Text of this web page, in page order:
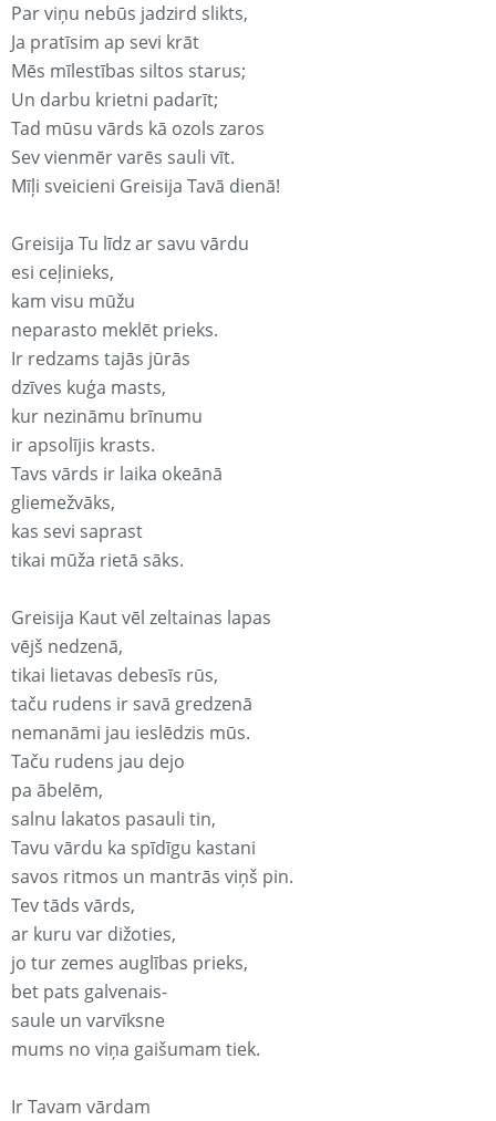
Par viņu nebūs jadzird slikts,
Ja pratīsim ap sevi krāt
Mēs mīlestības siltos starus;
Un darbu krietni padarīt;
Tad mūsu vārds kā ozols zaros
Sev vienmēr varēs sauli vīt.
Mīļi sveicieni Greisija Tavā dienā!
Greisija Tu līdz ar savu vārdu
esi ceļinieks,
kam visu mūžu
neparasto meklēt prieks.
Ir redzams tajās jūrās
dzīves kuģa masts,
kur nezināmu brīnumu
ir apsolījis krasts.
Tavs vārds ir laika okeānā
gliemežvāks,
kas sevi saprast
tikai mūža rietā sāks.
Greisija Kaut vēl zeltainas lapas
vējš nedzenā,
tikai lietavas debesīs rūs,
taču rudens ir savā gredzenā
nemanāmi jau ieslēdzis mūs.
Taču rudens jau dejo
pa ābelēm,
salnu lakatos pasauli tin,
Tavu vārdu ka spīdīgu kastani
savos ritmos un mantrās viņš pin.
Tev tāds vārds,
ar kuru var dižoties,
jo tur zemes auglības prieks,
bet pats galvenais-
saule un varvīksne
mums no viņa gaišumam tiek.
Ir Tavam vārdam